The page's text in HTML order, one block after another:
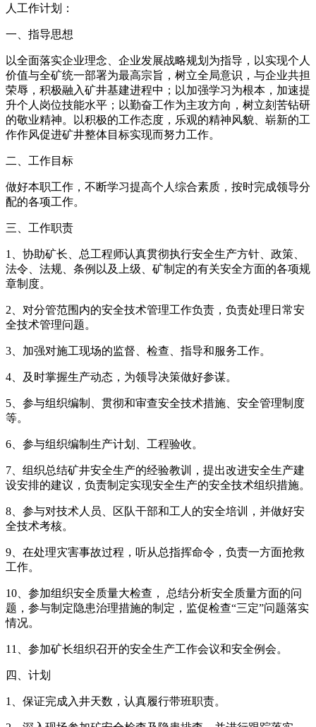
人工作计划：
一、指导思想
以全面落实企业理念、企业发展战略规划为指导，以实现个人
价值与全矿统一部署为最高宗旨，树立全局意识，与企业共担
荣辱，积极融入矿井基建进程中；以加强学习为根本，加速提
升个人岗位技能水平；以勤奋工作为主攻方向，树立刻苦钻研
的敬业精神。以积极的工作态度，乐观的精神风貌、崭新的工
作作风促进矿井整体目标实现而努力工作。
二、工作目标
做好本职工作，不断学习提高个人综合素质，按时完成领导分
配的各项工作。
三、工作职责
1、协助矿长、总工程师认真贯彻执行安全生产方针、政策、
法令、法规、条例以及上级、矿制定的有关安全方面的各项规
章制度。
2、对分管范围内的安全技术管理工作负责，负责处理日常安
全技术管理问题。
3、加强对施工现场的监督、检查、指导和服务工作。
4、及时掌握生产动态，为领导决策做好参谋。
5、参与组织编制、贯彻和审查安全技术措施、安全管理制度
等。
6、参与组织编制生产计划、工程验收。
7、组织总结矿井安全生产的经验教训，提出改进安全生产建
设安排的建议，负责制定实现安全生产的安全技术组织措施。
8、参与对技术人员、区队干部和工人的安全培训，并做好安
全技术考核。
9、在处理灾害事故过程，听从总指挥命令，负责一方面抢救
工作。
10、参加组织安全质量大检查， 总结分析安全质量方面的问
题，参与制定隐患治理措施的制定，监促检查“三定”问题落实
情况。
11、参加矿长组织召开的安全生产工作会议和安全例会。
四、计划
1、保证完成入井天数，认真履行带班职责。